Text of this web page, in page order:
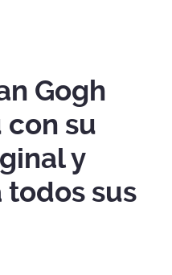
Gogh
con su
y
sus